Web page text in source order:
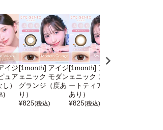
イジ
ュア
）
)
[1month] アイジ
ェニック モダン
グランジ（度あ
り）
¥825(税込)
[1month] アイジ
ェニック スウィ
ートティア（度
あり）
¥825(税込)